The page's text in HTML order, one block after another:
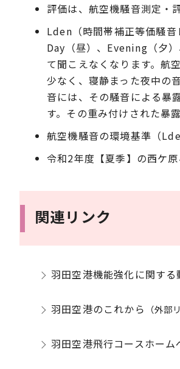
評価は、航空機騒音測定・
Lden（時間帯補正等価騒
Day（昼）、Evening（夕
て聞こえなくなります。航
少なく、寝静まった夜中の
音には、その騒音による暴
す。その重み付けされた暴
航空機騒音の環境基準（
令和2年度【夏季】の西ケ
関連リンク
羽田空港機能強化に関する
羽田空港のこれから （外部
羽田空港飛行コースホーム